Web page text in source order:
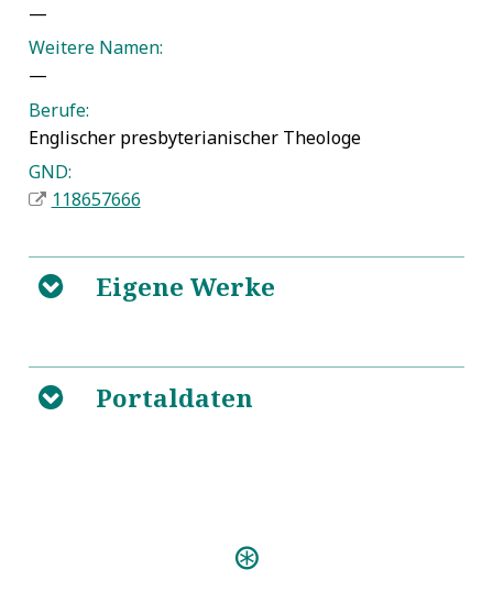
—
Weitere Namen:
—
Berufe:
Englischer presbyterianischer Theologe
GND:
118657666
B Eigene Werke
5
B Portaldaten
Organo-Praxis Mystica (Görlitz 1689)